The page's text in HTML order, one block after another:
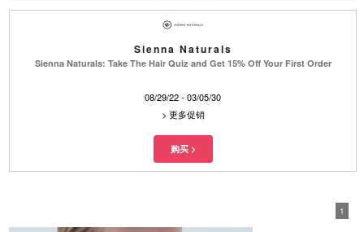
Sienna Naturals
Sienna Naturals: Take The Hair Quiz and Get 15% Off Your First Order
08/29/22 - 03/05/30
> 更多促销
1